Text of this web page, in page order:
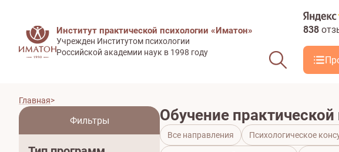
Институт практической психологии «Иматон»
Учрежден Институтом психологии
Российской академии наук в 1998 году
838
Главная
Фильтры Обучение практической
Все направления Психологическое